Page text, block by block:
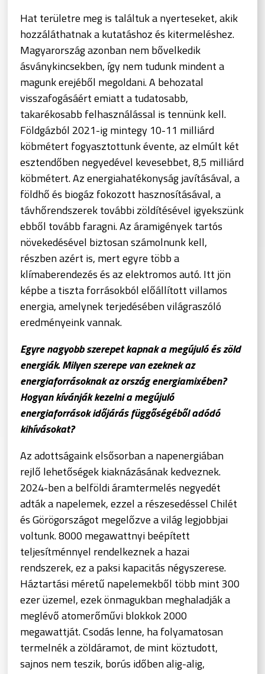
Hat területre meg is találtuk a nyerteseket, akik
hozzáláthatnak a kutatáshoz és kitermeléshez.
Magyarország azonban nem bővelkedik
ásványkincsekben, így nem tudunk mindent a
magunk erejéből megoldani. A behozatal
visszafogásáért emiatt a tudatosabb,
takarékosabb felhasználással is tennünk kell.
Földgázból 2021-ig mintegy 10-11 milliárd
köbmétert fogyasztottunk évente, az elmúlt két
esztendőben negyedével kevesebbet, 8,5 milliárd
köbmétert. Az energiahatékonyság javításával, a
földhő és biogáz fokozott hasznosításával, a
távhőrendszerek további zöldítésével igyekszünk
ebből tovább faragni. Az áramigények tartós
növekedésével biztosan számolnunk kell,
részben azért is, mert egyre több a
klímaberendezés és az elektromos autó. Itt jön
képbe a tiszta forrásokból előállított villamos
energia, amelynek terjedésében világraszóló
eredményeink vannak.
Egyre nagyobb szerepet kapnak a megújuló és zöld
energiák. Milyen szerepe van ezeknek az
energiaforrásoknak az ország energiamixében?
Hogyan kívánják kezelni a megújuló
energiaforrások időjárás függőségéből adódó
kihívásokat?
Az adottságaink elsősorban a napenergiában
rejlő lehetőségek kiaknázásának kedveznek.
2024-ben a belföldi áramtermelés negyedét
adták a napelemek, ezzel a részesedéssel Chilét
és Görögországot megelőzve a világ legjobbjai
voltunk. 8000 megawattnyi beépített
teljesítménnyel rendelkeznek a hazai
rendszerek, ez a paksi kapacitás négyszerese.
Háztartási méretű napelemekből több mint 300
ezer üzemel, ezek önmagukban meghaladják a
meglévő atomerőművi blokkok 2000
megawattját. Csodás lenne, ha folyamatosan
termelnék a zöldáramot, de mint köztudott,
sajnos nem teszik, borús időben alig-alig,